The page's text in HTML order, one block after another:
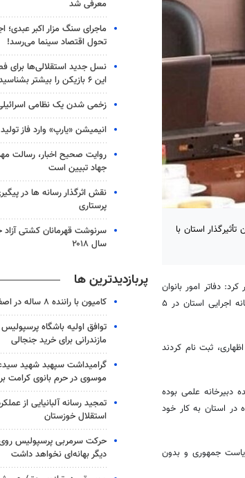
استان با
دفاتر امور بانوان
استانداری‌ها در سراسر کشور به عنوان مسئول شورای هماهنگی استانی، مسئول تشکیل دبیرخانه اجرایی استان در ۵
استان به صورت خود اظهاری، ثبت نام کردند
دبیرخانه علمی بوده
با معرفی افراد برگزیده در استان به کار خود
جمهوری و بدون
معرفی شد
ماجرای سنگ مزار اکبر عبدی؛
تحول اقتصاد سینما می‌رسد!
نسل جدید استقلالی‌ها برای
این ۶ بازیکن را بیشتر بشناسید
زخمی‌ شدن یک نظامی
انیمیشن «یارپ» وارد فاز
روایت صحیح اخبار، رسالت
جهاد تبیین است
نقش اثرگذار رسانه ها در
پرستاری
سرنوشت قهرمانان کشتی آزاد
سال ۲۰۱۸
پربازدیدترین ها
کامیون با راننده ۸ ساله در اصفهان توقیف شد
توافق اولیه باشگاه
مازندرانی برای خرید جنجالی
گرامیداشت سپهبد شهید
موسوی در حرم بانوی کرامت
تمجید رسانه آلبانیایی از
استقلال خوزستان
حرکت سرمربی پرسپولیس روی
دیگر بهانه‌ای نخواهد داشت